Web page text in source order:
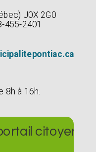
J0X 2G0
455-2401
8h à 16h.
citoyen